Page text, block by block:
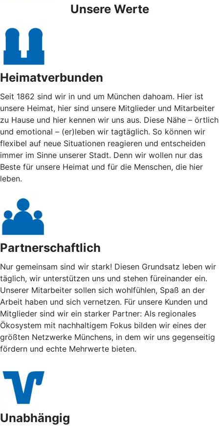
Unsere Werte
Heimatverbunden
Seit 1862 sind wir in und um München dahoam. Hier ist
unsere Heimat, hier sind unsere Mitglieder und Mitarbeiter
zu Hause und hier kennen wir uns aus. Diese Nähe – örtlich
und emotional – (er)leben wir tagtäglich. So können wir
flexibel auf neue Situationen reagieren und entscheiden
immer im Sinne unserer Stadt. Denn wir wollen nur das
Beste für unsere Heimat und für die Menschen, die hier
leben.
Partnerschaftlich
Nur gemeinsam sind wir stark! Diesen Grundsatz leben wir
täglich, wir unterstützen uns und stehen füreinander ein.
Unserer Mitarbeiter sollen sich wohlfühlen, Spaß an der
Arbeit haben und sich vernetzen. Für unsere Kunden und
Mitglieder sind wir ein starker Partner: Als regionales
Ökosystem mit nachhaltigem Fokus bilden wir eines der
größten Netzwerke Münchens, in dem wir uns gegenseitig
fördern und echte Mehrwerte bieten.
Unabhängig